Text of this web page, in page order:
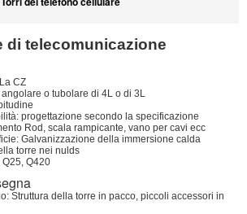
di telecomunicazione
CZ
o tubolare di 4L o di 3L
progettazione secondo la specificazione
Rod, scala rampicante, vano per cavi ecc
Galvanizzazione della immersione calda
torre nei nulds
Q25, Q420
Struttura della torre in pacco, piccoli accessori in